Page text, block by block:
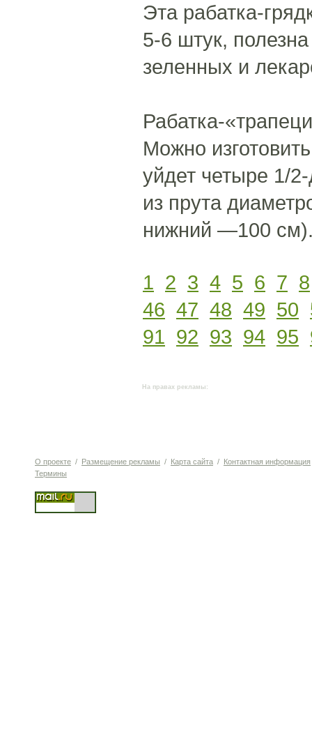
Эта рабатка-
5-6 штук,
зеленных и
Рабатка-
Можно
уйдет четыре 1/
из прута
нижний —100 см).
1 2 3 4 5 6 7 8
46 47 48 49 50
91 92 93 94 95
На правах рекламы:
О проекте / Размещение рекламы / Карта сайта / Контактная информация
Термины